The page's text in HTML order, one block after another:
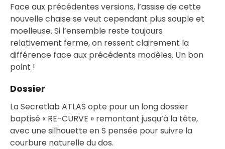
Face aux précédentes versions, l’assise de cette
nouvelle chaise se veut cependant plus souple et
moelleuse. Si l’ensemble reste toujours
relativement ferme, on ressent clairement la
différence face aux précédents modèles. Un bon
point !
Dossier
La Secretlab ATLAS opte pour un long dossier
baptisé « RE-CURVE » remontant jusqu’à la tête,
avec une silhouette en S pensée pour suivre la
courbure naturelle du dos.